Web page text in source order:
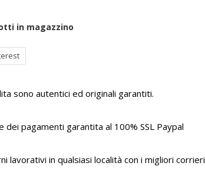
in magazzino
sono autentici ed originali garantiti.
pagamenti garantita al 100% SSL Paypal
lavorativi in qualsiasi località con i migliori corrieri